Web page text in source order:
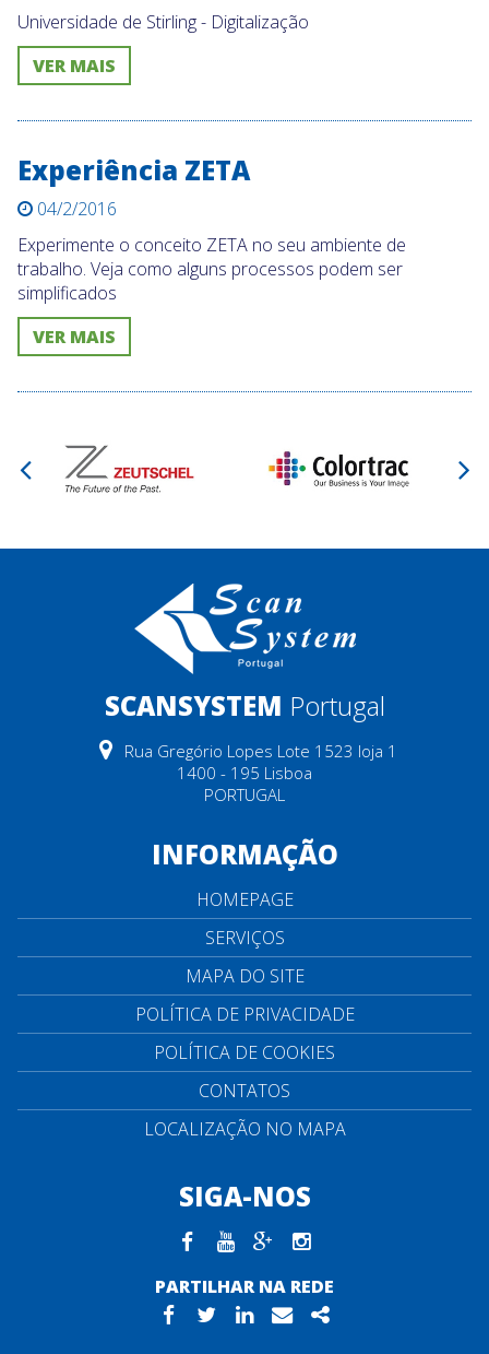
Universidade de Stirling - Digitalização
VER MAIS
Experiência ZETA
04/2/2016
Experimente o conceito ZETA no seu ambiente de
trabalho. Veja como alguns processos podem ser
simplificados
VER MAIS
SCANSYSTEM Portugal
Rua Gregório Lopes Lote 1523 loja 1
1400 - 195 Lisboa
PORTUGAL
INFORMAÇÃO
HOMEPAGE
SERVIÇOS
MAPA DO SITE
POLÍTICA DE PRIVACIDADE
POLÍTICA DE COOKIES
CONTATOS
LOCALIZAÇÃO NO MAPA
SIGA-NOS
Facebook
youtubegoogle plus
PARTILHAR NA REDE
Facebook
TwitterLinkedin
Email